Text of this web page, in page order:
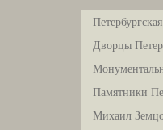
Дворцы
Памятники
Михаил